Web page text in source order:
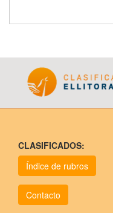
CLASIFICADOS:
Índice de rubros
Contacto